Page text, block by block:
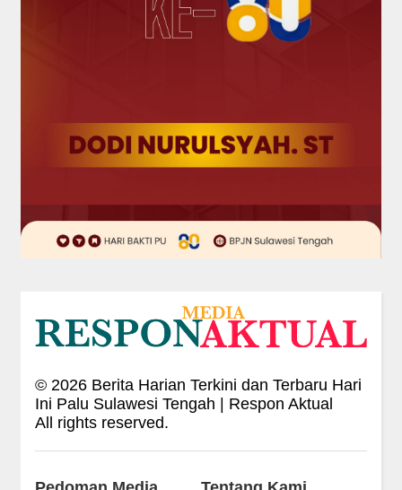
© 2026Berita Harian Terkini dan Terbaru Hari
Ini Palu Sulawesi Tengah | Respon Aktual
All rights reserved.